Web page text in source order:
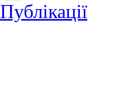
Публікації